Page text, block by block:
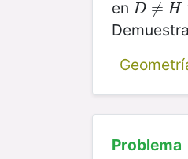
en D ≠ H
D≠H
Problema